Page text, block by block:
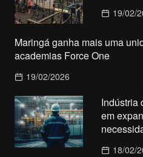
19/02/
Maringá ganha mais uma
academias Force One
19/02/2026
Indústria
em
18/02/